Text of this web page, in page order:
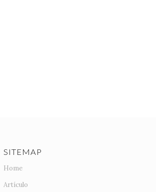
SITEMAP
Home
Artículo